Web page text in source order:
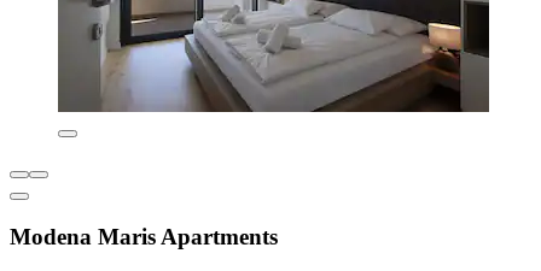
Modena Maris Apartments